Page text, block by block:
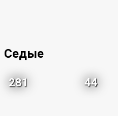
Седые
281 44